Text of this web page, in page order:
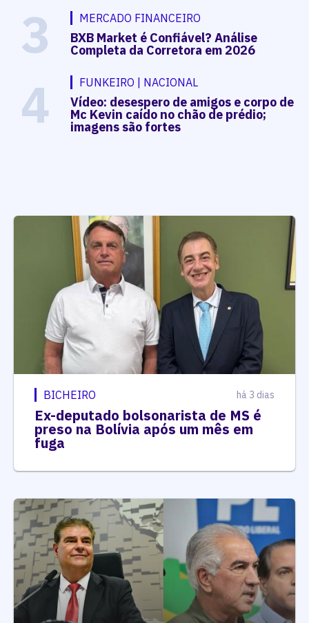
3 MERCADO FINANCEIRO
BXB Market é Confiável? Análise
Completa da Corretora em 2026
4 FUNKEIRO | NACIONAL
Vídeo: desespero de amigos e corpo de
Mc Kevin caído no chão de prédio;
imagens são fortes
BICHEIRO há 3 dias
Ex-deputado bolsonarista de MS é
preso na Bolívia após um mês em
fuga